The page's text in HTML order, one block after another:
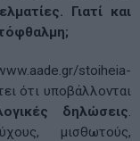
Γιατί και
stoiheia-
ότι υποβάλλονται
δηλώσεις.
μισθωτούς,